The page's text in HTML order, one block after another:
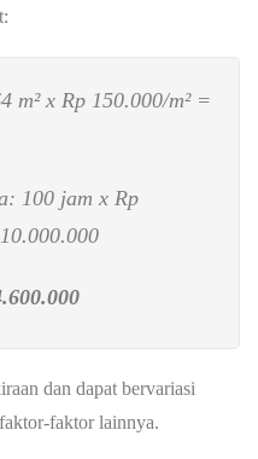
m² x Rp 150.000/m² =
100 jam x Rp
dan dapat bervariasi
faktor lainnya.